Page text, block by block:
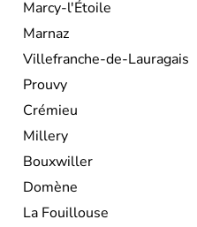
Marcy-l'Étoile
Marnaz
Villefranche-de-Lauragais
Prouvy
Crémieu
Millery
Bouxwiller
Domène
La Fouillouse